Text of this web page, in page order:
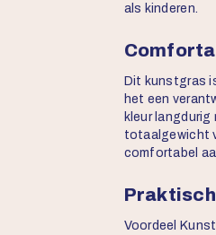
als kinderen.
Dit kunstgras
het een
kleur
totaalgewicht
comfortabel
Voordeel